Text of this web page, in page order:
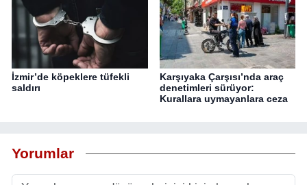
İzmir’de köpeklere tüfekli
saldırı
Karşıyaka Çarşısı’nda araç
denetimleri sürüyor:
Kurallara uymayanlara ceza
Yorumlar